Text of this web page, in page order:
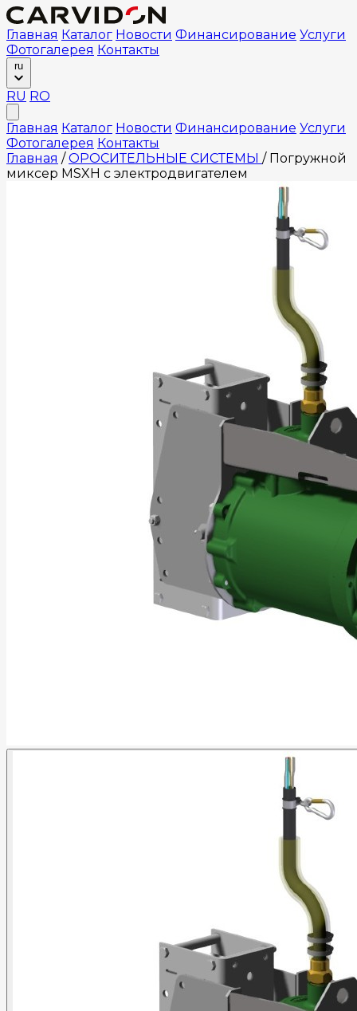
Главная Каталог Новости Финансирование Услуги
Фотогалерея Контакты
ru
RU RO
Главная Каталог Новости Финансирование Услуги
Фотогалерея Контакты
Главная / ОРОСИТЕЛЬНЫЕ СИСТЕМЫ / Погружной
миксер MSXH с электродвигателем